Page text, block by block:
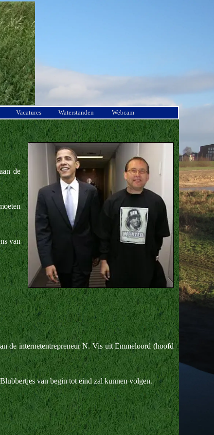
Vacatures Waterstanden Webcam
de
van
de internetentrepreneur N. Vis uit Emmeloord (hoofd
van begin tot eind zal kunnen volgen.